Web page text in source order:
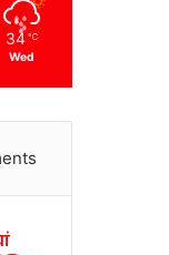
34 ℃
Wed